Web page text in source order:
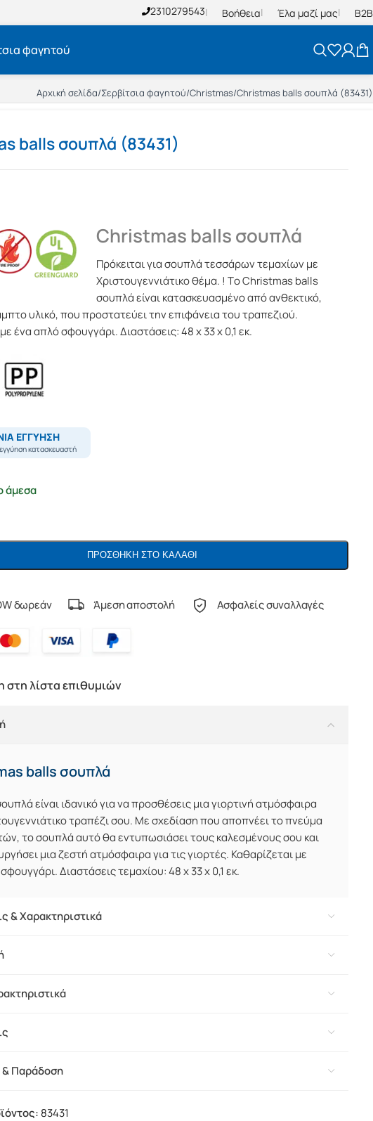
2310279543 Βοήθεια Έλα μαζί μας B2B
φαγητού
Αρχική σελίδα/Σερβίτσια φαγητού/Christmas/Christmas balls σουπλά (83431)
balls σουπλά (83431)
Christmas balls σουπλά
Πρόκειται για σουπλά τεσσάρων τεμαχίων με
Χριστουγεννιάτικο θέμα. ! Tο Christmas balls
σουπλά είναι κατασκευασμένο από ανθεκτικό,
υλικό, που προστατεύει την επιφάνεια του τραπεζιού.
ένα απλό σφουγγάρι. Διαστάσεις: 48 x 33 x 0,1 εκ.
άμεσα
ΠΡΟΣΘΉΚΗ ΣΤΟ ΚΑΛΆΘΙ
δωρεάν Άμεση αποστολή Ασφαλείς συναλλαγές
στη λίστα επιθυμιών
balls σουπλά
είναι ιδανικό για να προσθέσεις μια γιορτινή ατμόσφαιρα
τραπέζι σου. Με σχεδίαση που αποπνέει το πνεύμα
το σουπλά αυτό θα εντυπωσιάσει τους καλεσμένους σου και
μια ζεστή ατμόσφαιρα για τις γιορτές. Καθαρίζεται με
Διαστάσεις τεμαχίου: 48 x 33 x 0,1 εκ.
& Χαρακτηριστικά
Παράδοση
83431